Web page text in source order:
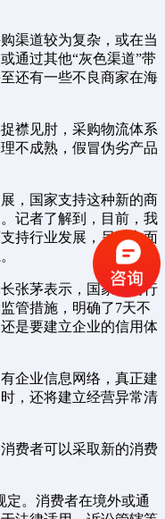
道较为复杂，或在当
通过其他“灰色渠道”带
还有一些不良商家在海
襟见肘，采购物流体系
不成熟，假冒伪劣产品
，国家支持这种新的商
记者了解到，目前，我
持行业发展，另一方面
张茅表示，国家工商行
管措施，明确了7天不
是要建立企业的信用体
企业信息网络，真正建
，还将建立经营异常清
费者可以采取新的消费
。消费者在境外或通